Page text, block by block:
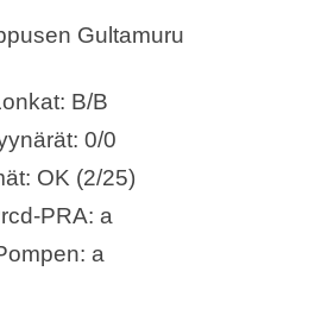
Gultamuru
B/B
0/0
OK (2/25)
PRA: a
a